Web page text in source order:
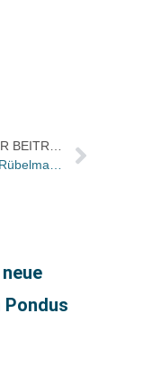
NÄCHSTER BEITRAG
Marianne Rübelmann-Herrmann ist die neue Geschäftsführerin der Verlagsgruppe Beltz in Weinheim.
Pondus